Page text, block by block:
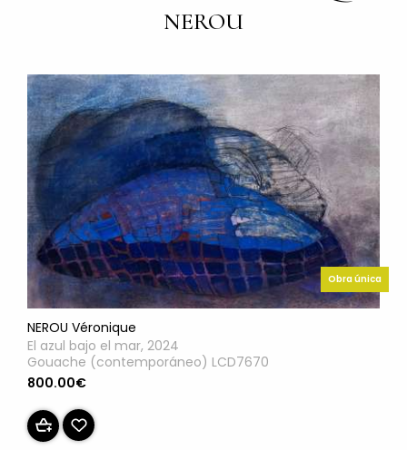
NEROU
Obra única
NEROU Véronique
El azul bajo el mar, 2024
Gouache (contemporáneo) LCD7670
800.00€